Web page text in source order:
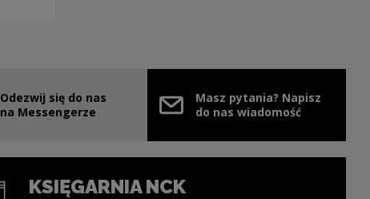
Odezwij się do nas
na Messengerze
link zostanie otwarty w nowym oknie
Masz pytania? Napisz
do nas wiadomość
KSIĘGARNIA NCK